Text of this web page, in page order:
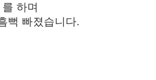
를 하며
뻑 빠졌습니다.